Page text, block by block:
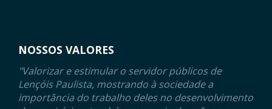
NOSSOS VALORES
"Valorizar e estimular o servidor públicos de
Lençóis Paulista, mostrando à sociedade a
importância do trabalho deles no desenvolvimento